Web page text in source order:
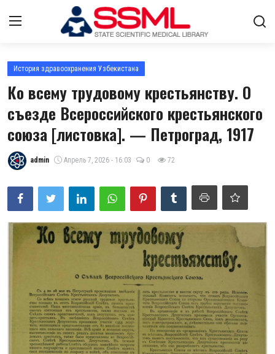
Авторизоваться регистр
Главная
Архив журналов Узбекистана
О нас
Лента
Контакты
Стратегический план развития
Цифровые коллекции
История здравоохранения Узбекистана
Периодические издания
История здравоохранения Узбекистана
Ко всему трудовому крестьянству. О
съезде Всероссийского крестьянского
союза [листовка]. — Петроград, 1917
admin Апрель 7, 2026 - 16:03 0 72